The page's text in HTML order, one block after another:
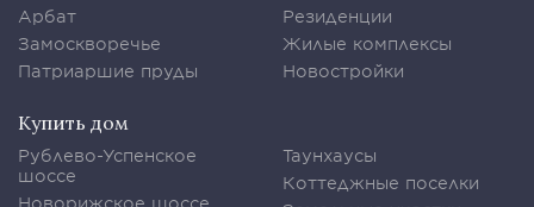
Арбат
Замоскворечье
Патриаршие пруды
Резиденции
Жилые комплексы
Новостройки
Купить дом
Рублево-Успенское
шоссе
Новорижское шоссе
Таунхаусы
Коттеджные поселки